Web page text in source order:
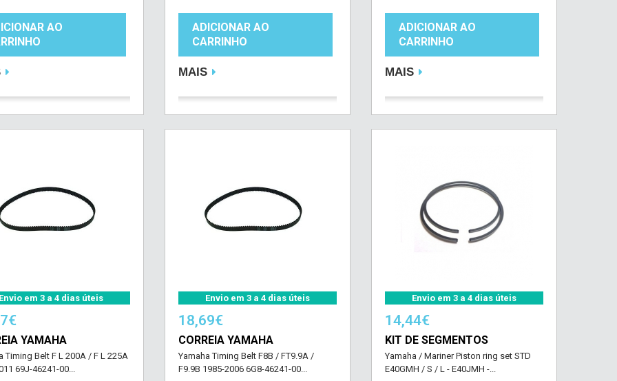
AO
ADICIONAR AO
CARRINHO
MAIS
ADICIONAR AO
CARRINHO
MAIS
Envio em 3 a 4 dias úteis
YAMAHA
Timing Belt F L 200A / F L 225A
69J-46241-00...
Envio em 3 a 4 dias úteis
18,69€
CORREIA YAMAHA
Yamaha Timing Belt F8B / FT9.9A /
F9.9B 1985-2006 6G8-46241-00...
Envio em 3 a 4 dias úteis
14,44€
KIT DE SEGMENTOS
Yamaha / Mariner Piston ring set STD
E40GMH / S / L - E40JMH -...